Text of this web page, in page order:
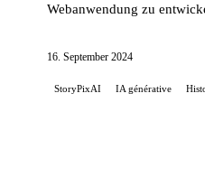
Webanwendung zu
durch ...
16. September 2024
StoryPixAI IA générative